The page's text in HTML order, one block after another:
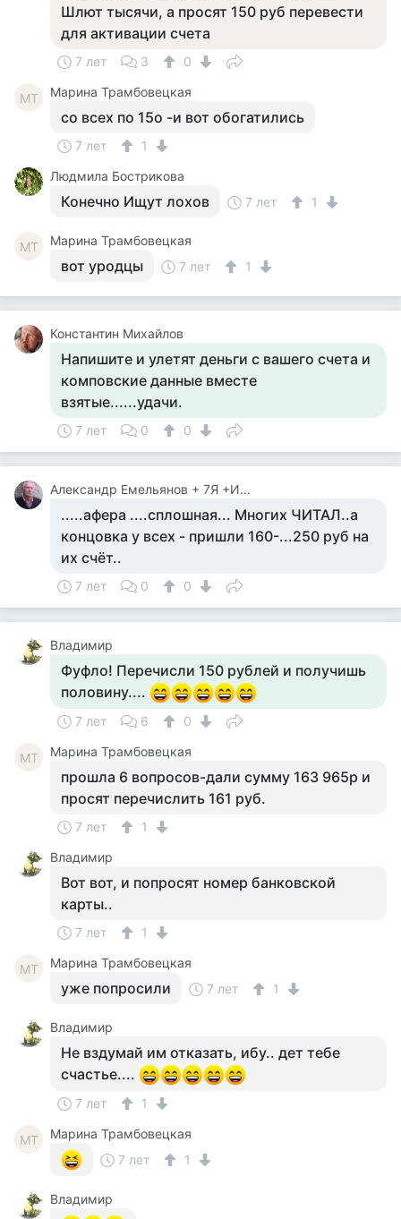
Шлют тысячи, а просят 150 руб перевести
для активации счета
7 лет 3 0
МТ Марина Трамбовецкая
со всех по 15о -и вот обогатились
7 лет
1
Людмила Бострикова
Конечно Ищут лохов 7 лет 1
МТ Марина Трамбовецкая
вот уродцы 7 лет 1
Константин Михайлов
Напишите и улетят деньги с вашего счета и
комповские данные вместе
взятые......удачи.
7 лет 0 0
Александр Емельянов + 7Я +Инструктор Туризма
.....афера ....сплошная... Многих ЧИТАЛ..а
концовка у всех - пришли 160-...250 руб на
их счёт..
7 лет 0 0
Владимир
Фуфло! Перечисли 150 рублей и получишь
половину....
7 лет 6 0
МТ Марина Трамбовецкая
прошла 6 вопросов-дали сумму 163 965р и
просят перечислить 161 руб.
7 лет
1
Владимир
Вот вот, и попросят номер банковской
карты..
7 лет 1
МТ Марина Трамбовецкая
уже попросили 7 лет 1
Владимир
Не вздумай им отказать, ибу.. дет тебе
счастье....
7 лет 1
МТ
Марина Трамбовецкая
7 лет
1
Владимир